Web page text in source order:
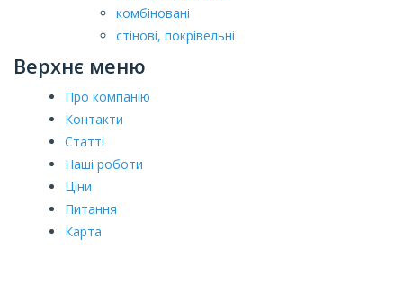
комбіновані
стінові, покрівельні
Верхнє меню
Про компанію
Контакти
Статті
Наші роботи
Ціни
Питання
Карта